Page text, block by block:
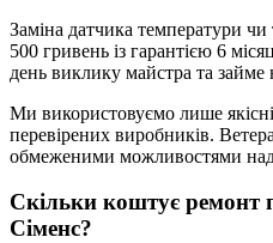
Заміна датчика температури
500 гривень із гарантією 6
день виклику майстра та займе
Ми використовуємо лише
перевірених виробників.
обмеженими можливостями
Скільки коштує ремонт
Сіменс?